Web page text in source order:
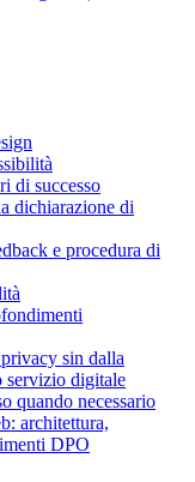
di successo
dichiarazione di
e procedura di
sin dalla
servizio digitale
quando necessario
architettura,
DPO